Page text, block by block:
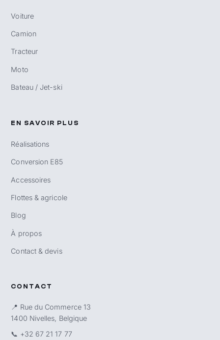
Voiture
Camion
Tracteur
Moto
Bateau / Jet-ski
EN SAVOIR PLUS
Réalisations
Conversion E85
Accessoires
Flottes & agricole
Blog
À propos
Contact & devis
CONTACT
📍 Rue du Commerce 13
1400 Nivelles, Belgique
📞 +32 67 21 17 77